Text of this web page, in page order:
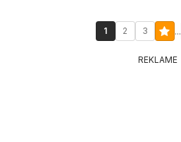
1 2 3 ...
REKLAME